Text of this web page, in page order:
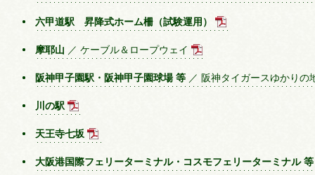
六甲道駅 昇降式ホーム柵（試験運用）
摩耶山 ／ ケーブル＆ロープウェイ
阪神甲子園駅・阪神甲子園球場 等 ／ 阪神タイガースゆかりの
川の駅
天王寺七坂
大阪港国際フェリーターミナル・コスモフェリーターミナル 等